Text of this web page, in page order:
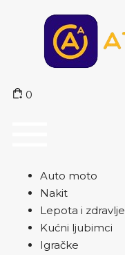
0
Auto moto
Nakit
Lepota i zdravlje
Kućni ljubimci
Igračke